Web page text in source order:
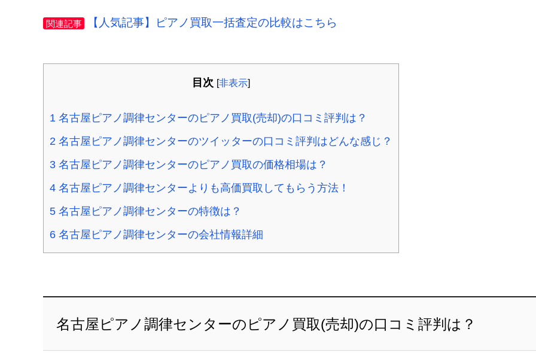
関連記事 【人気記事】ピアノ買取一括査定の比較はこちら
目次 [非表示]
1 名古屋ピアノ調律センターのピアノ買取(売却)の口コミ評判は？
2 名古屋ピアノ調律センターのツイッターの口コミ評判はどんな感じ？
3 名古屋ピアノ調律センターのピアノ買取の価格相場は？
4 名古屋ピアノ調律センターよりも高価買取してもらう方法！
5 名古屋ピアノ調律センターの特徴は？
6 名古屋ピアノ調律センターの会社情報詳細
名古屋ピアノ調律センターのピアノ買取(売却)の口コミ評判は？